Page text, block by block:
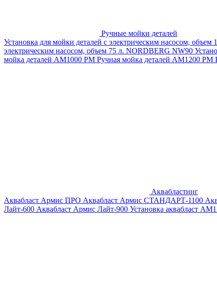
Ручные мойки деталей
Установка для мойки деталей с электрическим насосом, объем
электрическим насосом, объем 75 л. NORDBERG NW90
мойка деталей АМ1000 РМ Ручная мойка деталей АМ1200 РМ
Аквабластинг
Аквабласт Армис ПРО Аквабласт Армис СТАНДАРТ-1100
Лайт-600 Аквабласт Армис Лайт-900 Установка аквабласт